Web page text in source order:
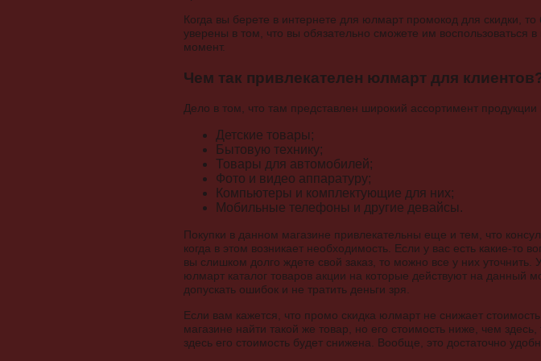
Когда вы берете в интернете для юлмарт промокод для скидки, то
уверены в том, что вы обязательно сможете им воспользоваться
момент.
Чем так привлекателен юлмарт для
Дело в том, что там представлен широкий ассортимент
Детские товары;
Бытовую технику;
Товары для автомобилей;
Фото и видео аппаратуру;
Компьютеры и комплектующие для них;
Мобильные телефоны и другие девайсы.
Покупки в данном магазине привлекательны еще и тем, что
когда в этом возникает необходимость. Если у вас есть какие-то
вы слишком долго ждете свой заказ, то можно все у них
юлмарт каталог товаров акции на которые действуют на данный
допускать ошибок и не тратить деньги зря.
Если вам кажется, что промо скидка юлмарт не снижает
магазине найти такой же товар, но его стоимость ниже, чем
здесь его стоимость будет снижена. Вообще, это достаточно